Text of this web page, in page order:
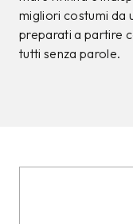
migliori costumi da
preparati a partire
tutti senza parole.